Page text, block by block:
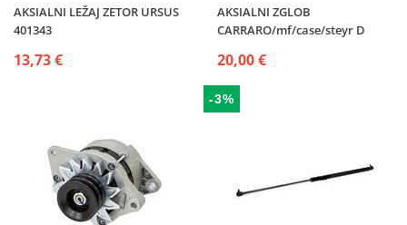
AKSIALNI LEŽAJ ZETOR URSUS
401343
13,73 €
AKSIALNI ZGLOB
CARRARO/mf/case/steyr D
20,00 €
-3%